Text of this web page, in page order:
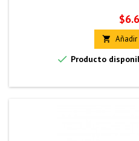

 Producto